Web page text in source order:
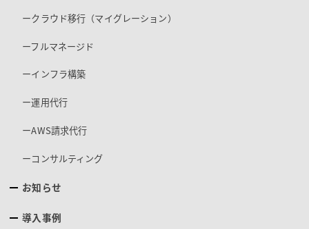
ークラウド移行（マイグレーション）
ーフルマネージド
ーインフラ構築
ー運用代行
ーAWS請求代行
ーコンサルティング
お知らせ
導入事例